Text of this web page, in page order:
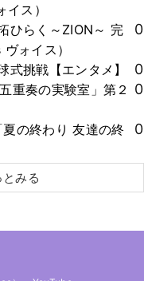
ス）
ひらく～ZION～ 完
ォイス）
0
式挑戦【エンタメ】
0
重奏の実験室」第２ 0
夏の終わり 友達の終
0
みる